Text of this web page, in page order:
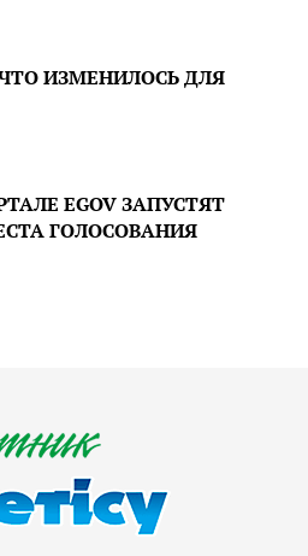
ИЗМЕНИЛОСЬ ДЛЯ
EGOV ЗАПУСТЯТ
ГОЛОСОВАНИЯ